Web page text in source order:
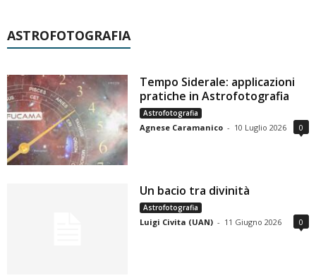
ASTROFOTOGRAFIA
Tempo Siderale: applicazioni
pratiche in Astrofotografia
Astrofotografia
Agnese Caramanico - 10 Luglio 2026 0
Un bacio tra divinità
Astrofotografia
Luigi Civita (UAN) - 11 Giugno 2026 0